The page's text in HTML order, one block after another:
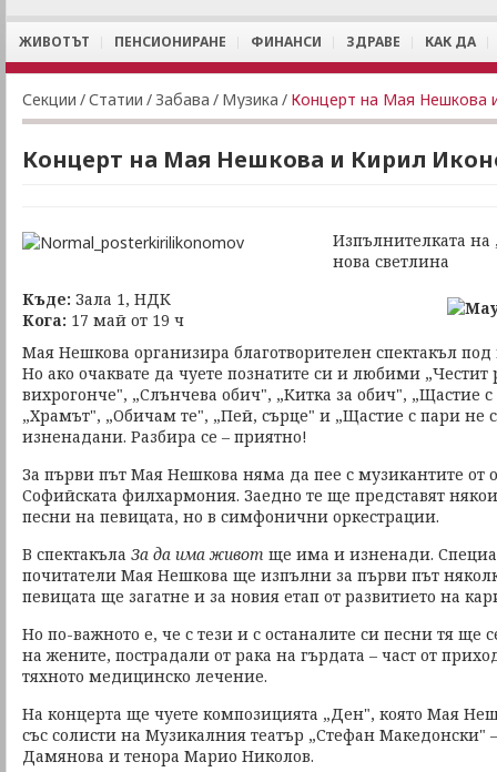
ЖИВОТЪТ ПЕНСИОНИРАНЕ ФИНАНСИ ЗДРАВЕ КАК ДА
Секции /Статии / Забава / Музика / Концерт на Мая Нешкова
Концерт на Мая Нешкова и Кирил
Изпълнителката
нова светлина
Къде: Зала 1, НДК
Кога: 17 май от 19 ч
Мая Нешкова организира благотворителен спектакъл
Но ако очаквате да чуете познатите си и любими
вихрогонче", „Слънчева обич", „Китка за обич", „Щастие
„Храмът", „Обичам те", „Пей, сърце" и „Щастие с пари не
изненадани. Разбира се – приятно!
За първи път Мая Нешкова няма да пее с музикантите от
Софийската филхармония. Заедно те ще представят
песни на певицата, но в симфонични оркестрации.
В спектакъла За да има живот ще има и изненади.
почитатели Мая Нешкова ще изпълни за първи път
певицата ще загатне и за новия етап от развитието на
Но по-важното е, че с тези и с останалите си песни тя ще
на жените, пострадали от рака на гърдата – част от
тяхното медицинско лечение.
На концерта ще чуете композицията „Ден", която Мая
със солисти на Музикалния театър „Стефан Македонски"
Дамянова и тенора Марио Николов.